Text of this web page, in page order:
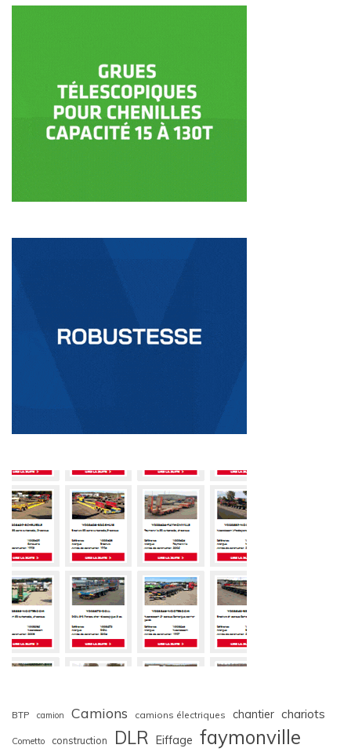
BTP camion Camions camions électriques chantier chariots
Cometto construction DLR Eiffage faymonville